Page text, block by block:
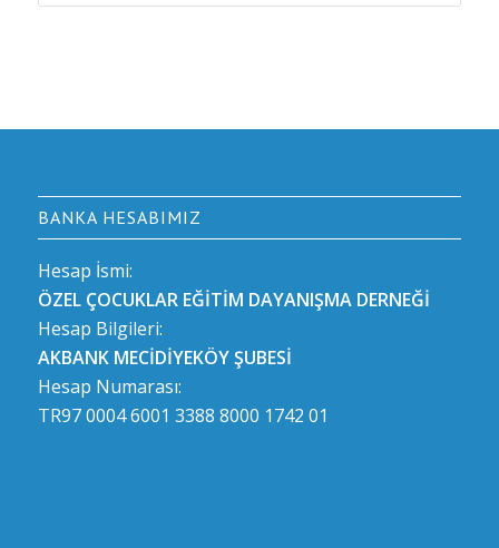
BANKA HESABIMIZ
Hesap İsmi:
ÖZEL ÇOCUKLAR EĞİTİM DAYANIŞMA DERNEĞİ
Hesap Bilgileri:
AKBANK MECİDİYEKÖY ŞUBESİ
Hesap Numarası:
TR97 0004 6001 3388 8000 1742 01